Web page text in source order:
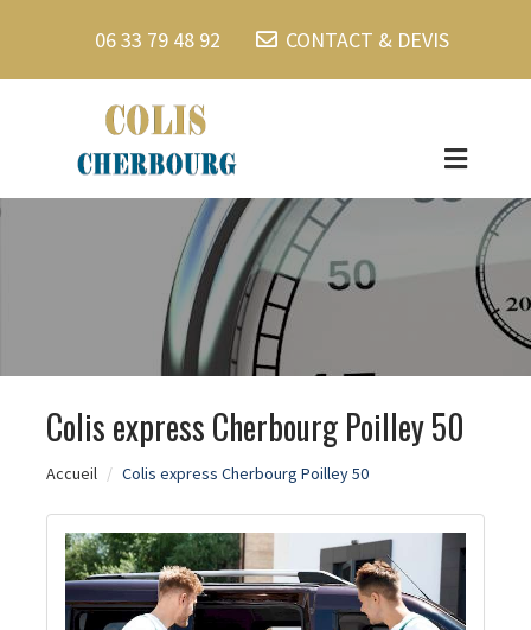
06 33 79 48 92 CONTACT & DEVIS
Colis express Cherbourg Poilley 50
Accueil Colis express Cherbourg Poilley 50